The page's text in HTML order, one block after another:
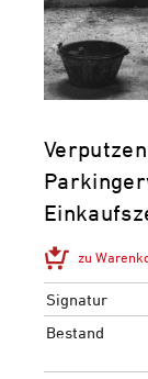
zu
Signatur
Bestand